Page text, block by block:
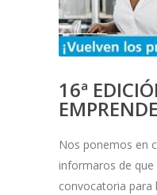
16ª
Nos ponemos en
informaros de que
convocatoria para